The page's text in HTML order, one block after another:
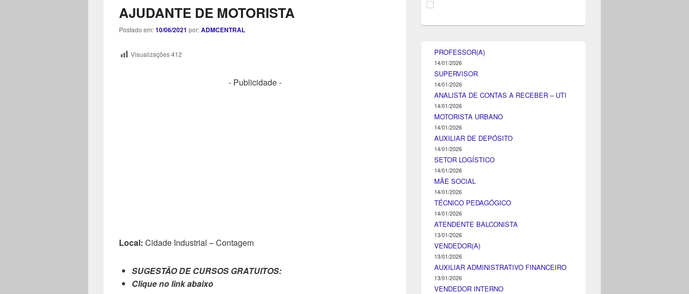
AJUDANTE DE MOTORISTA
Postado em:10/06/2021 por:ADMCENTRAL
Visualizações412
- Publicidade -
Local: Cidade Industrial – Contagem
SUGESTÃO DE CURSOS GRATUITOS:
Clique no link abaixo
da
lateral
PROFESSOR(A)
14/01/2026
SUPERVISOR
14/01/2026
ANALISTA DE CONTAS A RECEBER – UTI
14/01/2026
MOTORISTA URBANO
14/01/2026
AUXILIAR DE DEPÓSITO
14/01/2026
SETOR LOGÍSTICO
14/01/2026
MÃE SOCIAL
14/01/2026
TÉCNICO PEDAGÓGICO
14/01/2026
ATENDENTE BALCONISTA
13/01/2026
VENDEDOR(A)
13/01/2026
AUXILIAR ADMINISTRATIVO FINANCEIRO
13/01/2026
VENDEDOR INTERNO